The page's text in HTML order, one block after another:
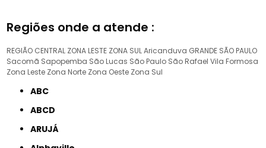
Regiões onde a atende :
REGIÃO CENTRAL ZONA LESTE ZONA SULAricanduva GRANDE SÃO PAULO
Sacomã Sapopemba São Lucas São Paulo São Rafael Vila Formosa
Zona Leste Zona Norte Zona Oeste Zona Sul
ABC
ABCD
ARUJÁ